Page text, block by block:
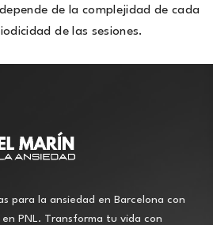
de la complejidad de cada
de las sesiones.
para la ansiedad en Barcelona con
PNL. Transforma tu vida con